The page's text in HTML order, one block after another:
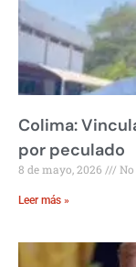
Colima:
por peculado
8 de mayo, 2026
Leer más »